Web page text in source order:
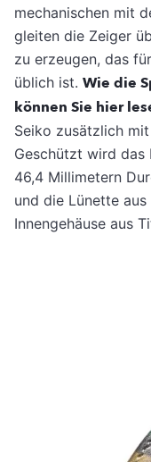
mechanischen mit
gleiten die Zeiger
zu erzeugen, das
üblich ist. Wie die
können Sie hier
Seiko zusätzlich
Geschützt wird das
46,4 Millimetern
und die Lünette
Innengehäuse aus